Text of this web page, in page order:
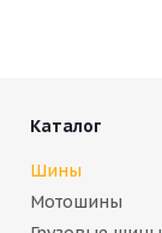
Каталог
Шины
Мотошины